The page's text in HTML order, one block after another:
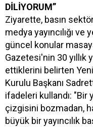
DİLİYORUM”
Ziyarette, basın
medya yayıncılığı ve
güncel konular
Gazetesi'nin 30 yıllık
ettiklerini belirten
Kurulu Başkanı
ifadeleri kullandı: "Bir
çizgisini bozmadan,
büyük bir yayıncılık